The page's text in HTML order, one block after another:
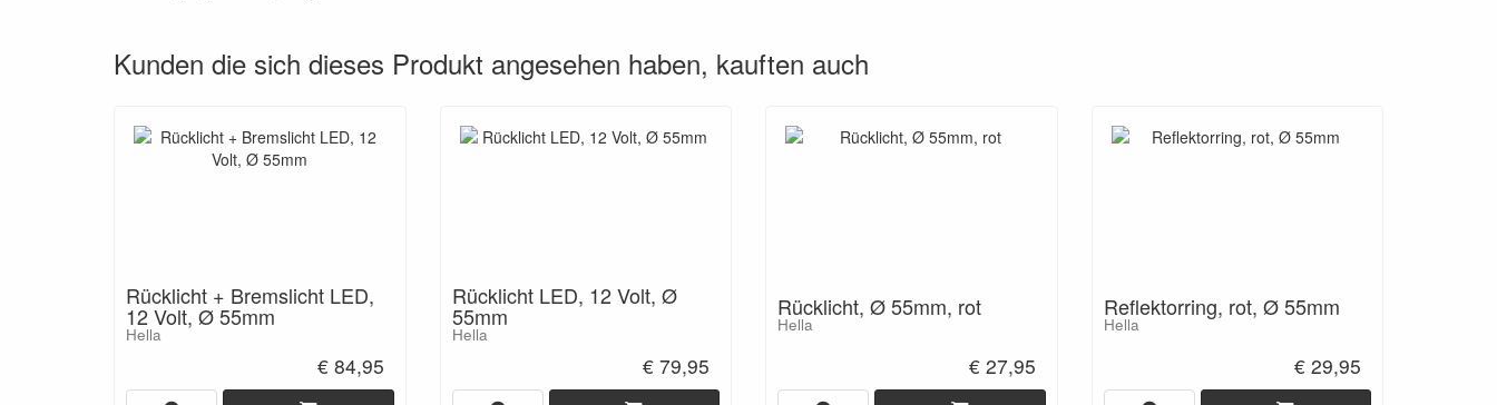
Kunden die sich dieses Produkt angesehen haben, kauften auch
Rücklicht + Bremslicht LED,
12 Volt, Ø 55mm
Hella
€ 84,95
Rücklicht LED, 12 Volt, Ø
55mm
Hella
€ 79,95
Rücklicht, Ø 55mm, rot
Hella
€ 27,95
Reflektorring, rot, Ø 55mm
Hella
€ 29,95